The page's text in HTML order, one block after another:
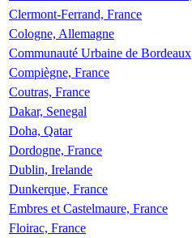
Clermont-Ferrand, France
Cologne, Allemagne
Communauté Urbaine de Bordeaux
Compiègne, France
Coutras, France
Dakar, Senegal
Doha, Qatar
Dordogne, France
Dublin, Irelande
Dunkerque, France
Embres et Castelmaure, France
Floirac, France